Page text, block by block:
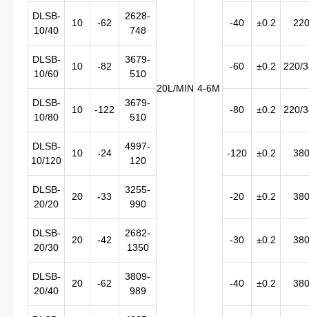
20L/MIN 4-6M
DLSB-
10/40
10 -62
2628-
748
-40 ±0.2 220
DLSB-
10/60
10 -82
3679-
510
-60 ±0.2 220/
DLSB-
10/80
10 -122
3679-
510
-80 ±0.2 220/
DLSB-
10/120
10 -24
4997-
120
-120 ±0.2 380
DLSB-
20/20
20 -33
3255-
990
-20 ±0.2 380
DLSB-
20/30
20 -42
2682-
1350
-30 ±0.2 380
DLSB-
20/40
20 -62
3809-
989
-40 ±0.2 380